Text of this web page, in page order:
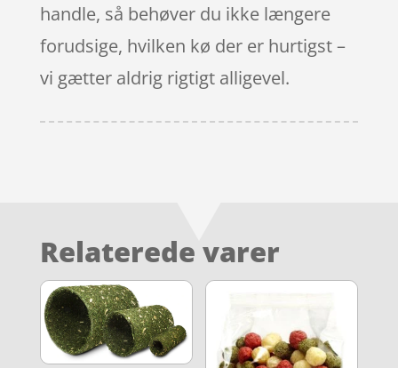
handle, så behøver du ikke længere
forudsige, hvilken kø der er hurtigst –
vi gætter aldrig rigtigt alligevel.
Relaterede varer